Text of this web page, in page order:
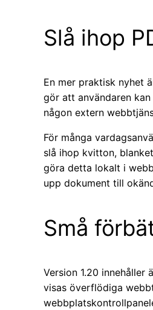
Slå ihop
En mer praktisk nyhet
gör att användaren
någon extern
För många
slå ihop kvitton,
göra detta lokalt i
upp dokument till
Små
Version 1.20 innehåller
visas överflödiga